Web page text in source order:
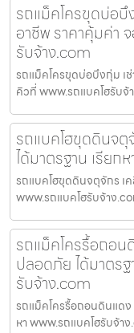
รถแม็คโครขุดบ่อ
อาชีพ ราคาคุ้มค่า
รับจ้าง.com
รถแม็คโครขุดบ่อบึงกุ่ม เ
คิวที่ www.รถแบคโฮรับจ้
รถแบคโฮขุดดินจ
ได้มาตรฐาน เรียก
รถแบคโฮขุดดินจตุจักร เ
www.รถแบคโฮรับจ้าง
รถแม็คโครรื้อถอน
ปลอดภัย ได้มาตร
รับจ้าง.com
รถแม็คโครรื้อถอนดินแดง
หา www.รถแบคโฮรับจ้า